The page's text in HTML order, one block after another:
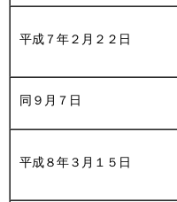
平成７年２月２２日
同９月７日
平成８年３月１５日